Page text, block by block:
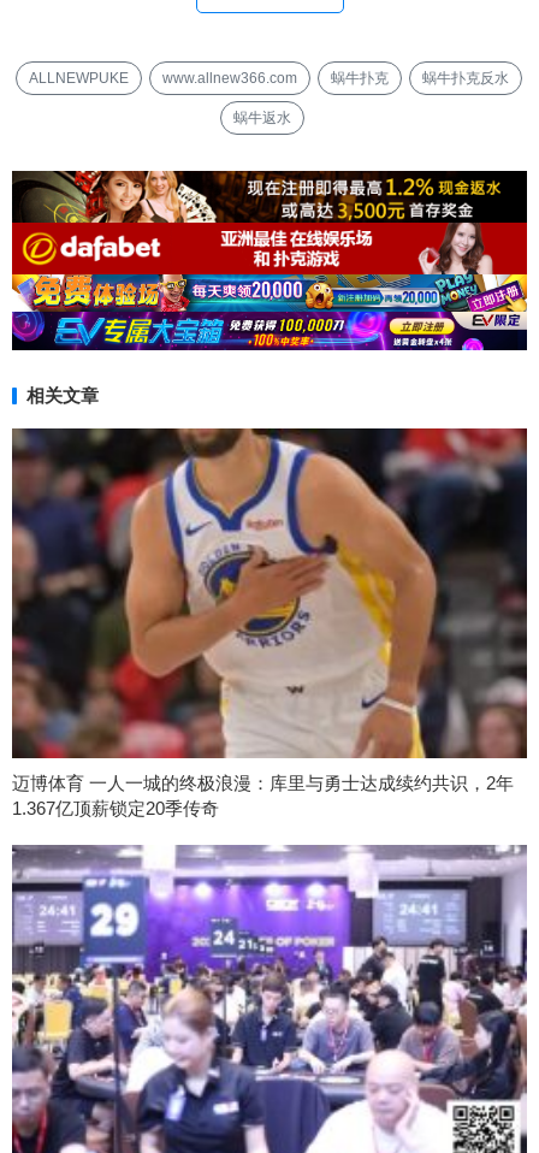
ALLNEWPUKE www.allnew366.com 蜗牛扑克 蜗牛扑克反水
蜗牛返水
相关文章
迈博体育 一人一城的终极浪漫：库里与勇士达成续约共识，2年
1.367亿顶薪锁定20季传奇